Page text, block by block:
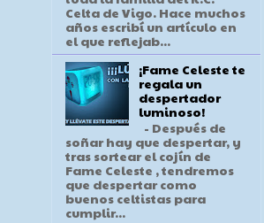
Celta de Vigo. Hace muchos
años escribí un artículo en
el que reflejab...
¡Fame Celeste te
regala un
despertador
luminoso!
- Después de
soñar hay que despertar, y
tras sortear el cojín de
Fame Celeste , tendremos
que despertar como
buenos celtistas para
cumplir...